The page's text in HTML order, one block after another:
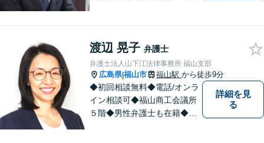
綜合法律事務所／T）０８４－
９８３－２３６０／F）０８４
ー９８３－２３６１
渡辺 晃子 弁護士
弁護士法人山下江法律事務所 福山支部
広島県|福山市 福山駅 から徒歩9分
◆初回相談無料◆電話/オンラ
イン相談可◆福山商工会議所
５階◆男性弁護士も在籍◆離
詳細を見
る